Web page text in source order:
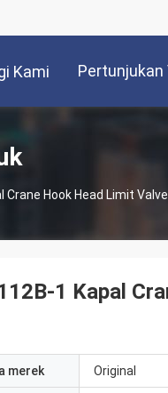
Kami Pertunjukan
Hook Head Limit Valve
1 Kapal
merek Original